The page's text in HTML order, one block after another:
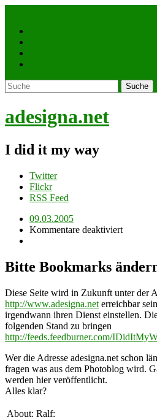
adesigna.net
I did it my way
Twitter
Flickr
RSS Feed
09.03.2005
Kommentare deaktiviert
Bitte Bookmarks
Diese Seite wird in Zukunft unter der
http://www.adesigna.net erreichbar
irgendwann ihren Dienst einstellen.
folgenden Stand zu bringen
http://feeds.feedburner.com/
Wer die Adresse adesigna.net schon
fragen was aus dem Photoblog wird.
werden hier veröffentlicht.
Alles klar?
About: Ralf: